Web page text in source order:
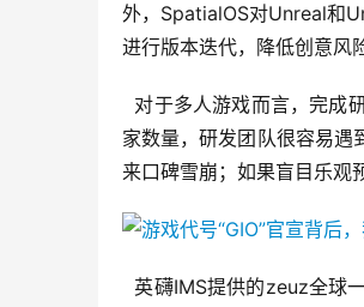
外，SpatialOS对Unreal和
进行版本迭代，降低创意风
对于多人游戏而言，完成
家数量，研发团队很容易遇
来口碑雪崩；如果盲目乐观
英礴IMS提供的zeuz全球